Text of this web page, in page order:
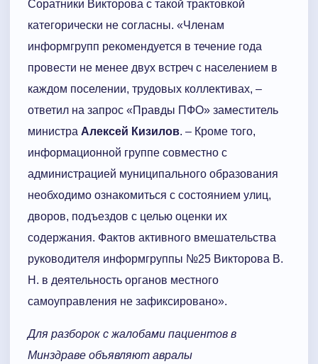
Соратники Викторова с такой трактовкой
категорически не согласны. «Членам
информгрупп рекомендуется в течение года
провести не менее двух встреч с населением в
каждом поселении, трудовых коллективах, –
ответил на запрос «Правды ПФО» заместитель
министра Алексей Кизилов. – Кроме того,
информационной группе совместно с
администрацией муниципального образования
необходимо ознакомиться с состоянием улиц,
дворов, подъездов с целью оценки их
содержания. Фактов активного вмешательства
руководителя информгруппы №25 Викторова В.
Н. в деятельность органов местного
самоуправления не зафиксировано».
Для разборок с жалобами пациентов в
Минздраве объявляют авралы